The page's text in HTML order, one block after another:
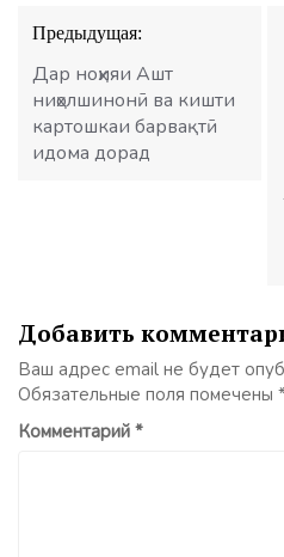
Навигация
по
записям
Предыдущая:
Дар ноҳияи Ашт
ниҳолшинонӣ ва кишти
картошкаи барвақтӣ
идома дорад
Добавить
Ваш адрес email не будет
Обязательные поля помечены *
Комментарий *